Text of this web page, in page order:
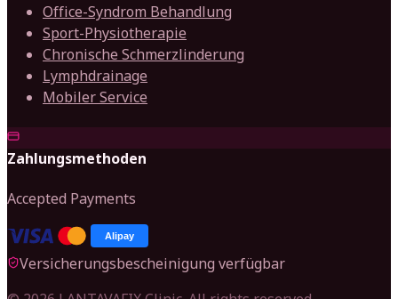
Office-Syndrom Behandlung
Sport-Physiotherapie
Chronische Schmerzlinderung
Lymphdrainage
Mobiler Service
Zahlungsmethoden
Accepted Payments
Alipay
Versicherungsbescheinigung verfügbar